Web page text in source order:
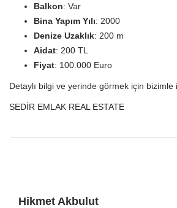
Balkon: Var
Bina Yapım Yılı: 2000
Denize Uzaklık: 200 m
Aidat: 200 TL
Fiyat: 100.000 Euro
Detaylı bilgi ve yerinde görmek için bizimle
SEDİR EMLAK REAL ESTATE
Hikmet Akbulut